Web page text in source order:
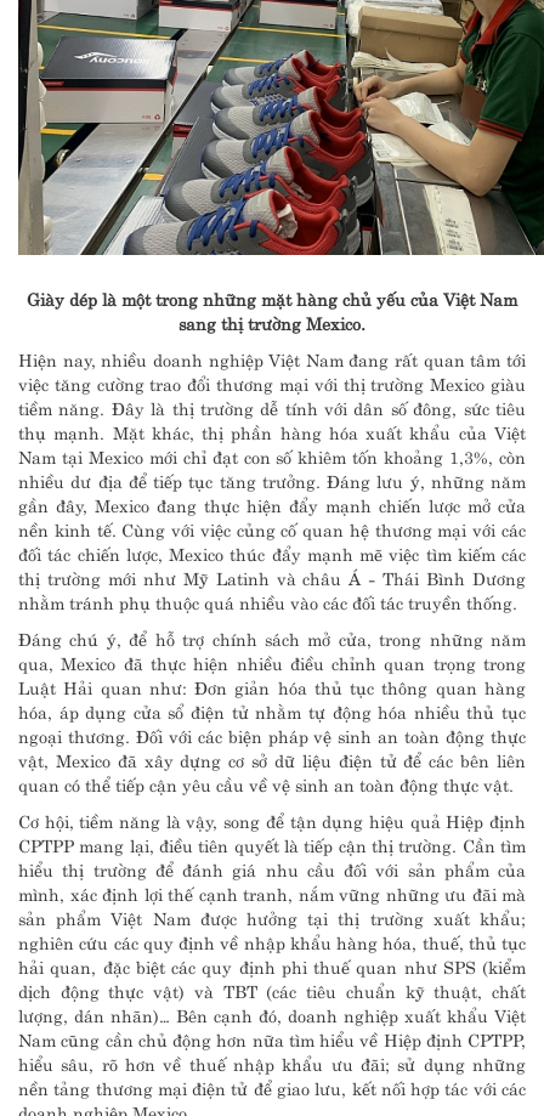
Giày dép là một trong những mặt hàng chủ yếu của Việt Nam
sang thị trường Mexico.
Hiện nay, nhiều doanh nghiệp Việt Nam đang rất quan tâm tới
việc tăng cường trao đổi thương mại với thị trường Mexico giàu
tiềm năng. Đây là thị trường dễ tính với dân số đông, sức tiêu
thụ mạnh. Mặt khác, thị phần hàng hóa xuất khẩu của Việt
Nam tại Mexico mới chỉ đạt con số khiêm tốn khoảng 1,3%, còn
nhiều dư địa để tiếp tục tăng trưởng. Đáng lưu ý, những năm
gần đây, Mexico đang thực hiện đẩy mạnh chiến lược mở cửa
nền kinh tế. Cùng với việc củng cố quan hệ thương mại với các
đối tác chiến lược, Mexico thúc đẩy mạnh mẽ việc tìm kiếm các
thị trường mới như Mỹ Latinh và châu Á - Thái Bình Dương
nhằm tránh phụ thuộc quá nhiều vào các đối tác truyền thống.
Đáng chú ý, để hỗ trợ chính sách mở cửa, trong những năm
qua, Mexico đã thực hiện nhiều điều chỉnh quan trọng trong
Luật Hải quan như: Đơn giản hóa thủ tục thông quan hàng
hóa, áp dụng cửa sổ điện tử nhằm tự động hóa nhiều thủ tục
ngoại thương. Đối với các biện pháp vệ sinh an toàn động thực
vật, Mexico đã xây dựng cơ sở dữ liệu điện tử để các bên liên
quan có thể tiếp cận yêu cầu về vệ sinh an toàn động thực vật.
Cơ hội, tiềm năng là vậy, song để tận dụng hiệu quả Hiệp định
CPTPP mang lại, điều tiên quyết là tiếp cận thị trường. Cần tìm
hiểu thị trường để đánh giá nhu cầu đối với sản phẩm của
mình, xác định lợi thế cạnh tranh, nắm vững những ưu đãi mà
sản phẩm Việt Nam được hưởng tại thị trường xuất khẩu;
nghiên cứu các quy định về nhập khẩu hàng hóa, thuế, thủ tục
hải quan, đặc biệt các quy định phi thuế quan như SPS (kiểm
dịch động thực vật) và TBT (các tiêu chuẩn kỹ thuật, chất
lượng, dán nhãn)… Bên cạnh đó, doanh nghiệp xuất khẩu Việt
Nam cũng cần chủ động hơn nữa tìm hiểu về Hiệp định CPTPP,
hiểu sâu, rõ hơn về thuế nhập khẩu ưu đãi; sử dụng những
nền tảng thương mại điện tử để giao lưu, kết nối hợp tác với các